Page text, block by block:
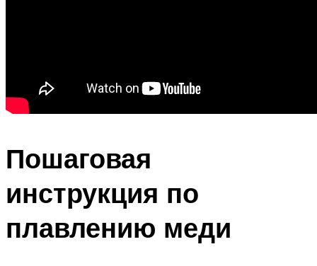
Пошаговая
инструкция по
плавлению меди